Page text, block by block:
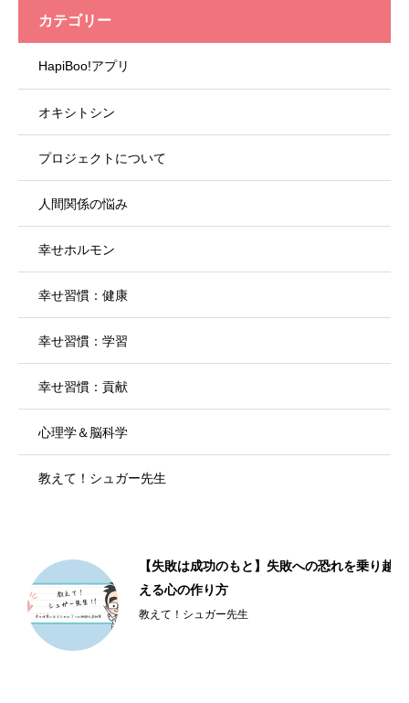
カテゴリー
HapiBoo!アプリ
オキシトシン
プロジェクトについて
人間関係の悩み
幸せホルモン
幸せ習慣：健康
幸せ習慣：学習
幸せ習慣：貢献
心理学＆脳科学
教えて！シュガー先生
【失敗は成功のもと】失敗への恐れを乗り越
える心の作り方
教えて！シュガー先生